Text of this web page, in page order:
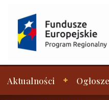
Aktualności